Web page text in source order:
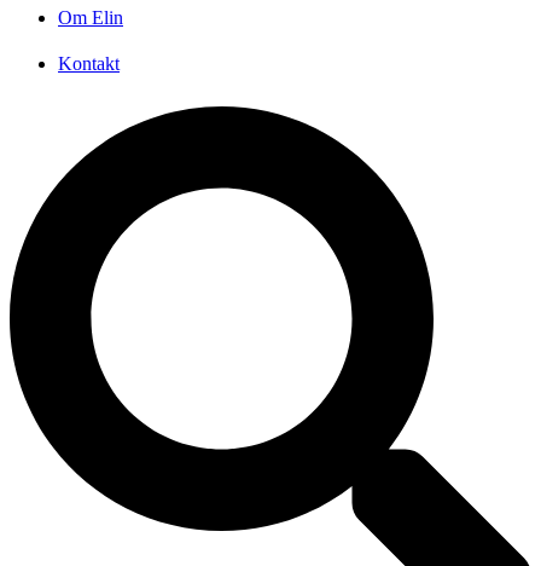
Om Elin
Kontakt